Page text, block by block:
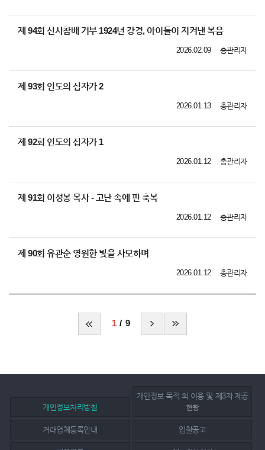
제 94회 신사참배 거부 1924년 강경, 아이들이 지켜낸 복음
총관리자
2026.02.09
제 93회 인도의 십자가 2
총관리자
2026.01.13
제 92회 인도의 십자가 1
총관리자
2026.01.12
제 91회 이성봉 목사 - 고난 속에 핀 축복
총관리자
2026.01.12
제 90회 유관순 영원한 빛을 사모하며
총관리자
2026.01.12
1 9
개인정보처리방침
개인정보 목적 외 이용 및 제3자 제공
현황
거래업체등록안내 입찰공고